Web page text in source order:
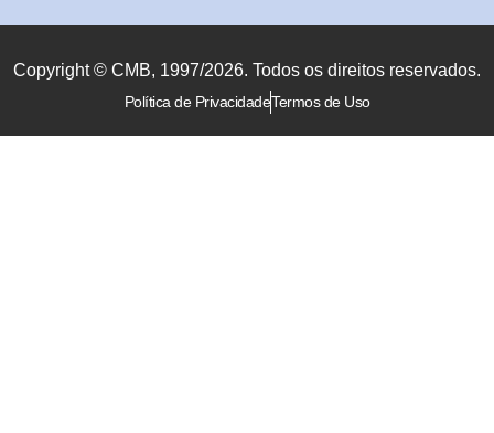
Copyright © CMB, 1997/2026. Todos os direitos reservados.
Política de PrivacidadeTermos de Uso